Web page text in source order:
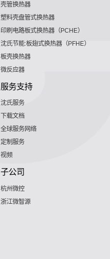
壳管换热器
塑料壳盘管式换热器
印刷电路板式换热器（PCHE）
沈氏节能:板翅式换热器（PFHE）
板壳换热器
微反应器
服务支持
沈氏服务
下载文档
全球服务网络
定制服务
视频
子公司
杭州微控
浙江微智源